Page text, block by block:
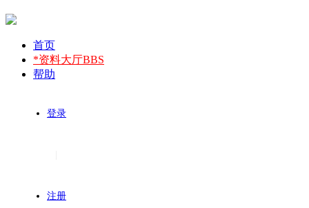
首页
*资料大厅BBS
帮助
登录
注册